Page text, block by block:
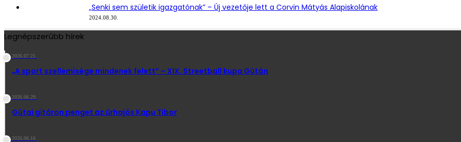
„Senki sem születik igazgatónak” – Új vezetője lett a Corvin Mátyás Alapiskolának
2024.08.30.
Legnépszerűbb hírek
2026.07.21.
„A sport szellemisége mindenek felett” – XIX. Streetball kupa Gútán
2026.06.29.
Gútai gitáron penget az űrhajós Kapu Tibor
2026.06.16.